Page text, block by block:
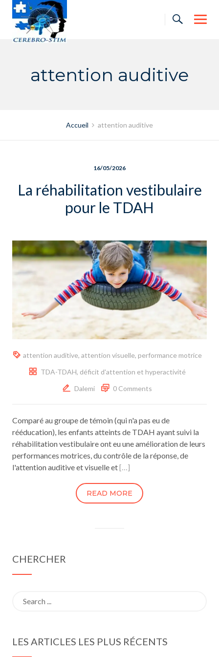
Skip
content
attention auditive
Accueil attention auditive
16/05/2026
La réhabilitation vestibulaire
pour le TDAH
attention auditive, attention visuelle, performance motrice
TDA-TDAH, déficit d'attention et hyperactivité
Dalemi
0 Comments
Comparé au groupe de témoin (qui n'a pas eu de
rééducation), les enfants atteints de TDAH ayant suivi la
réhabilitation vestibulaire ont eu une amélioration de leurs
performances motrices, du contrôle de la réponse, de
l'attention auditive et visuelle et[…]
READ MORE
CHERCHER
LES ARTICLES LES PLUS RÉCENTS